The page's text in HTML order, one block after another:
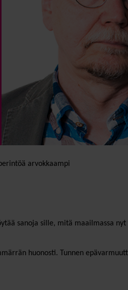
arvokkaampi
sanoja sille, mitä maailmassa nyt
huonosti. Tunnen